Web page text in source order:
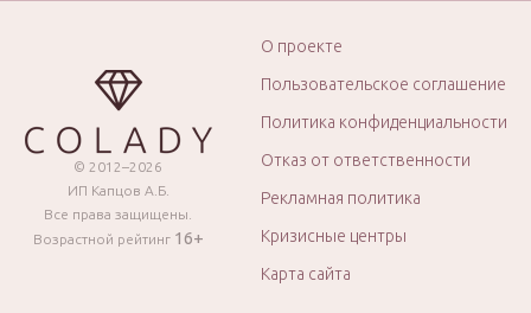
© 2012–2026
ИП Капцов А.Б.
Все права защищены.
Возрастной рейтинг 16+
О проекте
Пользовательское соглашение
Политика конфиденциальности
Отказ от ответственности
Рекламная политика
Кризисные центры
Карта сайта